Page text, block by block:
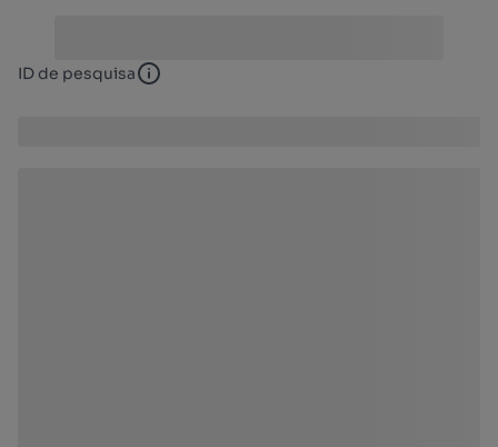
ID de pesquisa ID de pesquisa